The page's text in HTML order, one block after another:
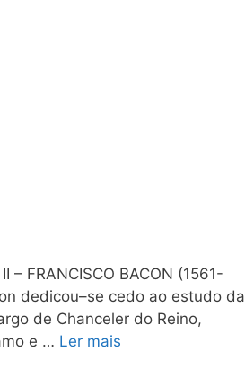
– FRANCISCO BACON (1561-
dedicou–se cedo ao estudo da
de Chanceler do Reino,
e … Ler mais